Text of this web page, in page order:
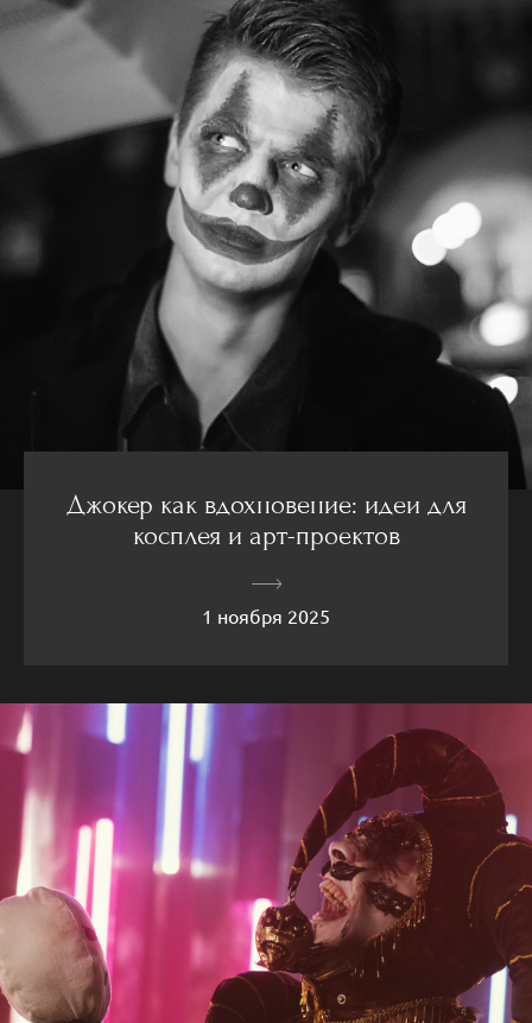
Джокер как вдохновение: идеи для
косплея и арт-проектов
1 ноября 2025